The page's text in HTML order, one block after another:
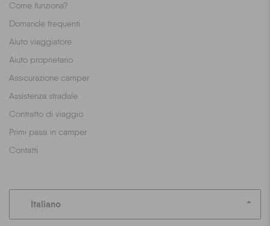
Come funziona?
Domande frequenti
Aiuto viaggiatore
Aiuto proprietario
Assicurazione camper
Assistenza stradale
Contratto di viaggio
Primi passi in camper
Contatti
Italiano